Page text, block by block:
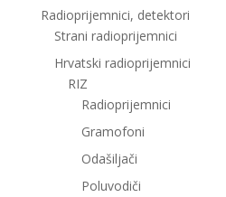
Radioprijemnici, detektori
Strani radioprijemnici
Hrvatski radioprijemnici
RIZ
Radioprijemnici
Gramofoni
Odašiljači
Poluvodiči